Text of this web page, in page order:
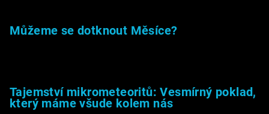
Můžeme se dotknout Měsíce?
Tajemství mikrometeoritů: Vesmírný poklad,
který máme všude kolem nás